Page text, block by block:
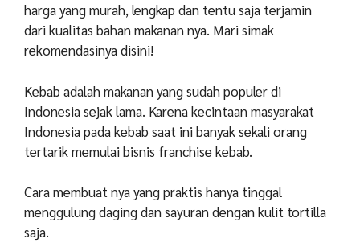
harga yang murah, lengkap dan tentu saja terjamin
dari kualitas bahan makanan nya. Mari simak
rekomendasinya disini!
Kebab adalah makanan yang sudah populer di
Indonesia sejak lama. Karena kecintaan masyarakat
Indonesia pada kebab saat ini banyak sekali orang
tertarik memulai bisnis franchise kebab.
Cara membuat nya yang praktis hanya tinggal
menggulung daging dan sayuran dengan kulit tortilla
saja.